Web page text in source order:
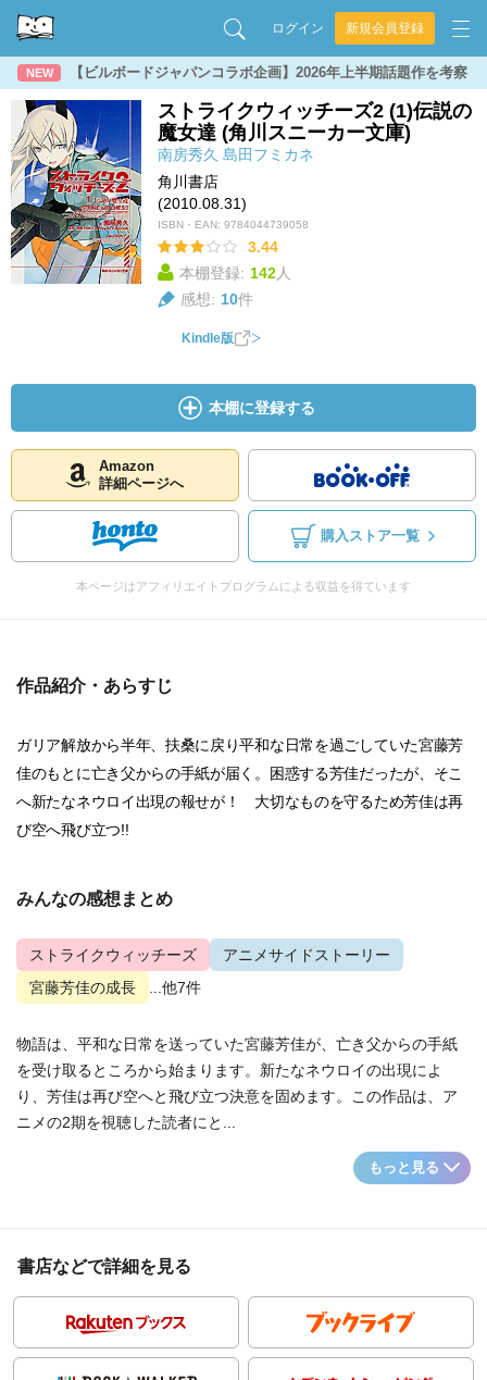
ログイン 新規会員登録
NEW 【ビルボードジャパンコラボ企画】2026年上半期話題作を考察
ストライクウィッチーズ2 (1)伝説の
魔女達 (角川スニーカー文庫)
南房秀久 島田フミカネ
角川書店
(2010.08.31)
ISBN・EAN: 9784044739058
3.44
本棚登録: 142人
感想: 10件
Kindle版
本棚に登録する
Amazon
詳細ページへ
購入ストア一覧
本ページはアフィリエイトプログラムによる収益を得ています
作品紹介・あらすじ
ガリア解放から半年、扶桑に戻り平和な日常を過ごしていた宮藤芳
佳のもとに亡き父からの手紙が届く。困惑する芳佳だったが、そこ
へ新たなネウロイ出現の報せが！ 大切なものを守るため芳佳は再
び空へ飛び立つ!!
みんなの感想まとめ
ストライクウィッチーズ
アニメサイドストーリー
宮藤芳佳の成長
...他7件
物語は、平和な日常を送っていた宮藤芳佳が、亡き父からの手紙
を受け取るところから始まります。新たなネウロイの出現によ
り、芳佳は再び空へと飛び立つ決意を固めます。この作品は、ア
ニメの2期を視聴した読者にと...
もっと見る
書店などで詳細を見る